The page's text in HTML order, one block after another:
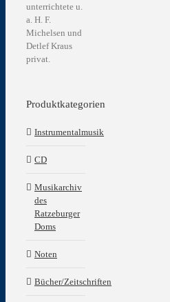
unterrichtete u.
a. H. F.
Michelsen und
Detlef Kraus
privat.
Produktkategorien
Instrumentalmusik
CD
Musikarchiv
des
Ratzeburger
Doms
Noten
Bücher/Zeitschriften